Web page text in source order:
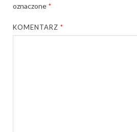
oznaczone *
KOMENTARZ*